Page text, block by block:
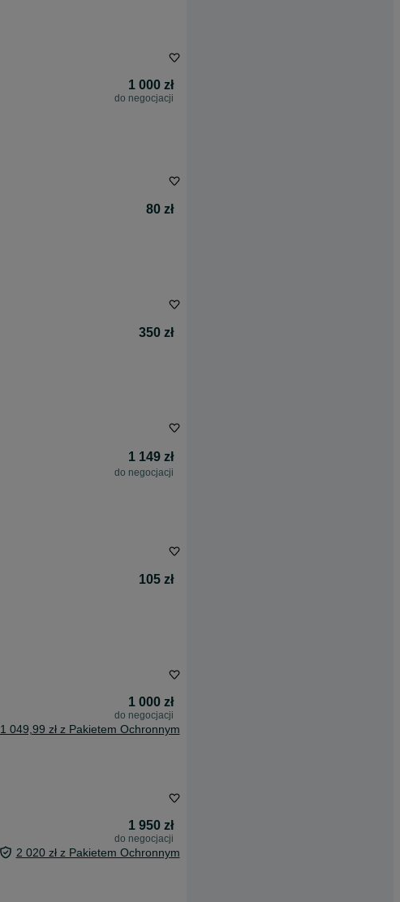
1 000 zł
do negocjacji
80 zł
350 zł
1 149 zł
do negocjacji
105 zł
1 000 zł
do negocjacji
1 049,99 zł z Pakietem Ochronnym
1 950 zł
do negocjacji
2 020 zł z Pakietem Ochronnym